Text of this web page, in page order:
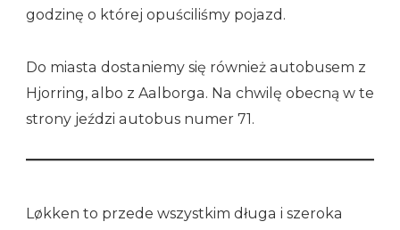
godzinę o której opuściliśmy pojazd.
Do miasta dostaniemy się również autobusem z
Hjorring, albo z Aalborga. Na chwilę obecną w te
strony jeździ autobus numer 71.
Løkken to przede wszystkim długa i szeroka